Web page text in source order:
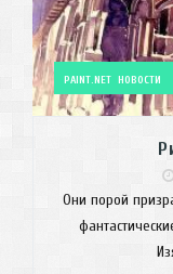
PAINT.NET НОВОСТИ
Они порой